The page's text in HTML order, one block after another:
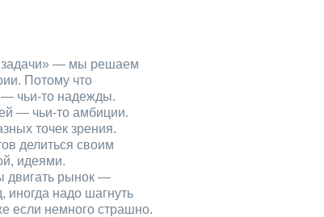
— мы решаем
Потому что
чьи‑то надежды.
— чьи‑то амбиции.
точек зрения.
делиться своим
идеями.
двигать рынок —
иногда надо шагнуть
если немного страшно.